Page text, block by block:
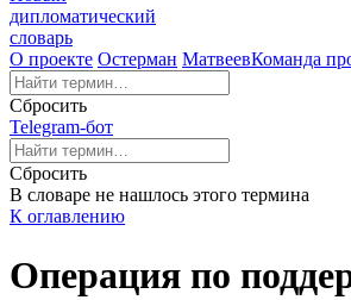
дипломатический
словарь
О проекте Остерман МатвеевКоманда
Сбросить
Telegram-бот
Сбросить
В словаре не нашлось этого термина
К оглавлению
Операция по